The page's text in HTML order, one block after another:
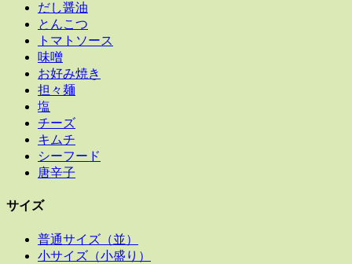
だし醤油
とんこつ
トマトソース
味噌
お好み焼き
担々麺
塩
チーズ
キムチ
シーフード
唐辛子
サイズ
普通サイズ（並）
小サイズ（小盛り）